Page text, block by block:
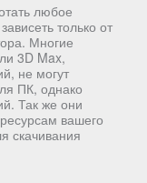
любое
только от
Многие
3D Max,
не могут
ПК, однако
Так же они
вашего
скачивания